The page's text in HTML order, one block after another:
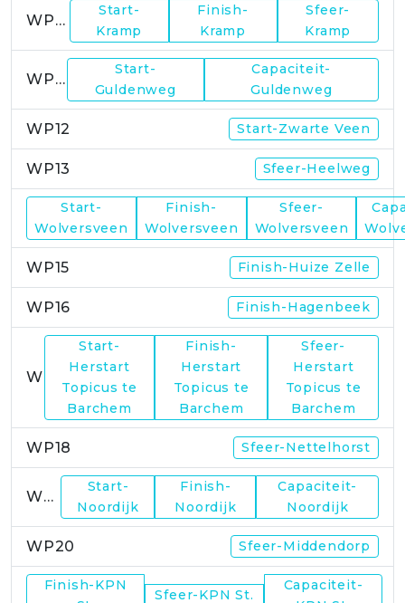
WP10
Start-
Kramp
Finish-
Kramp
Sfeer-
Kramp
WP11
Start-
Guldenweg
Capaciteit-
Guldenweg
WP12 Start-Zwarte Veen
WP13 Sfeer-Heelweg
Start-
Wolversveen
Finish-
Wolversveen
Sfeer-
Wolversveen
WP15 Finish-Huize Zelle
WP16 Finish-Hagenbeek
Start-
Herstart
Topicus te
Barchem
Finish-
Herstart
Topicus te
Barchem
Sfeer-
Herstart
Topicus te
Barchem
WP18 Sfeer-Nettelhorst
WP19
Start-
Noordijk
Finish-
Noordijk
Capaciteit-
Noordijk
WP20 Sfeer-Middendorp
Finish-KPN
Sfeer-KPN St.
Capaciteit-